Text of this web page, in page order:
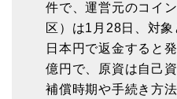
件で、運営元のコイ
区）は1月28日、対
日本円で返金すると
億円で、原資は自己
補償時期や手続き方